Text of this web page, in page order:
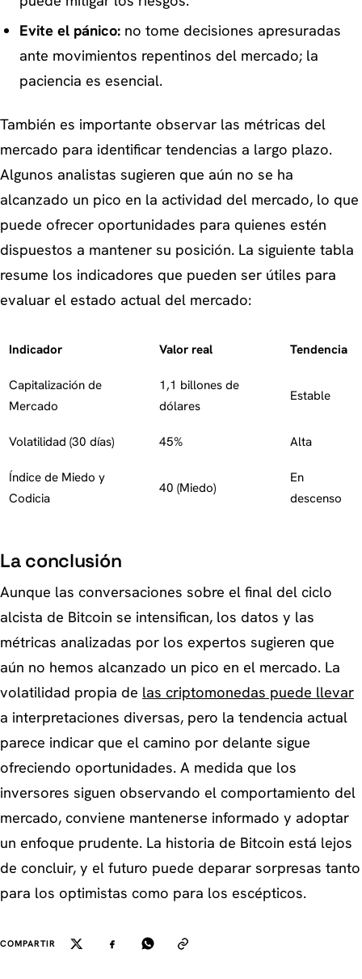
Evite el pánico:no tome decisiones apresuradas
ante movimientos repentinos del mercado; la
paciencia es esencial.
También es importante observar las métricas del
mercado para identificar tendencias a largo plazo.
Algunos analistas sugieren que aún no se ha
alcanzado un pico en la actividad del mercado, lo que
puede ofrecer oportunidades para quienes estén
dispuestos a mantener su posición. La siguiente tabla
resume los indicadores que pueden ser útiles para
evaluar el estado actual del mercado:
Indicador Valor real Tendencia
Capitalización de
Mercado
1,1 billones de
dólares
Estable
Volatilidad (30 días) 45% Alta
Índice de Miedo y
Codicia
40 (Miedo)
En
descenso
La conclusión
Aunque las conversaciones sobre el final del ciclo
alcista de Bitcoin se intensifican, los datos y las
métricas analizadas por los expertos sugieren que
aún no hemos alcanzado un pico en el mercado. La
volatilidad propia de las criptomonedas puede llevar
a interpretaciones diversas, pero la tendencia actual
parece indicar que el camino por delante sigue
ofreciendo oportunidades. A medida que los
inversores siguen observando el comportamiento del
mercado, conviene mantenerse informado y adoptar
un enfoque prudente. La historia de Bitcoin está lejos
de concluir, y el futuro puede deparar sorpresas tanto
para los optimistas como para los escépticos.
COMPARTIR